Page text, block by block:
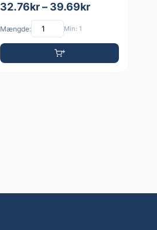
32.76kr – 39.69kr
Mængde: Min: 1